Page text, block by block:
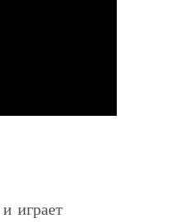
играет